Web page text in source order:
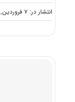
انتشار در: ۷ فروردین, ۱۴۰۱